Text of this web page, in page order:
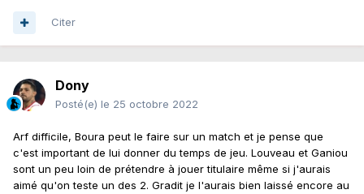
Citer
Dony
Posté(e) le 25 octobre 2022
Arf difficile, Boura peut le faire sur un match et je pense que
c'est important de lui donner du temps de jeu. Louveau et Ganiou
sont un peu loin de prétendre à jouer titulaire même si j'aurais
aimé qu'on teste un des 2. Gradit je l'aurais bien laissé encore au